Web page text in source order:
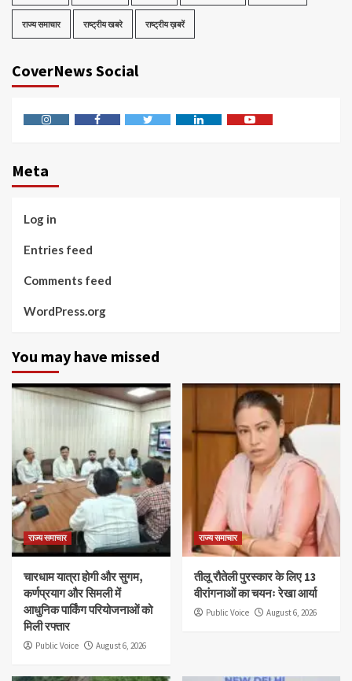
राज्य समाचार राष्ट्रीय खबरे राष्ट्रीय ख़बरें
CoverNews Social
Meta
Log in
Entries feed
Comments feed
WordPress.org
You may have missed
राज्य समाचार
चारधाम यात्रा होगी और सुगम,
कर्णप्रयाग और सिमली में
आधुनिक पार्किंग परियोजनाओं को
मिली रफ्तार
Public Voice August 6, 2026
राज्य समाचार
तीलू रौतेली पुरस्कार के लिए 13
वीरांगनाओं का चयनः रेखा आर्या
Public Voice August 6, 2026